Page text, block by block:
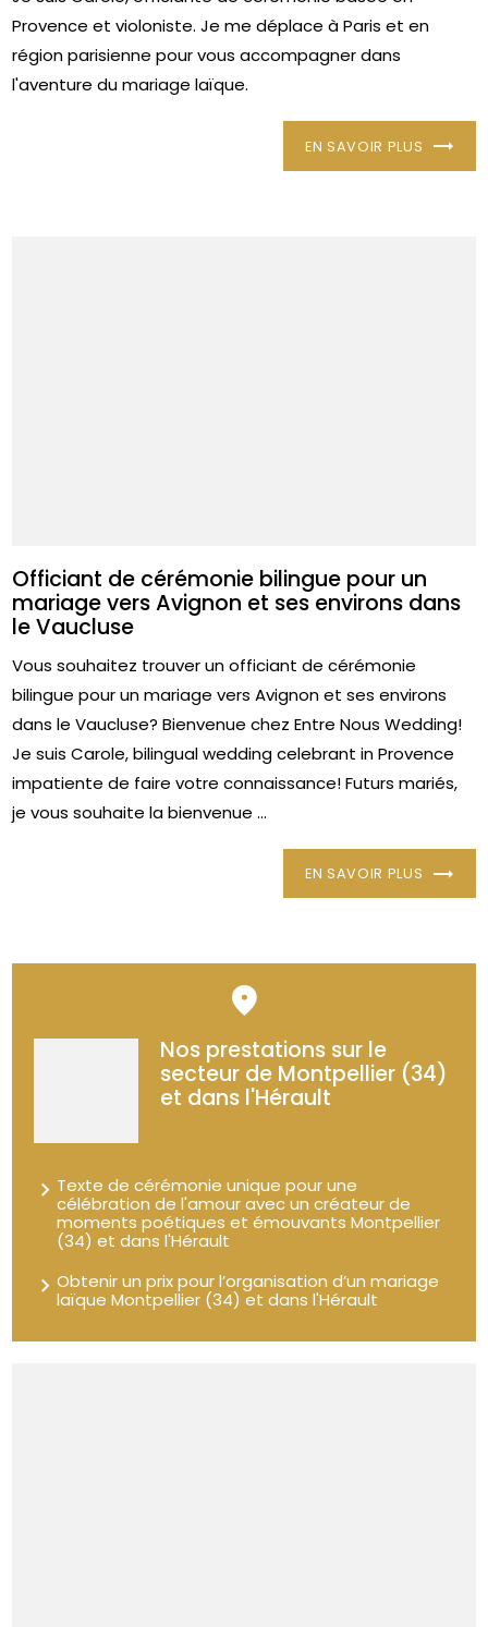
Provence et violoniste. Je me déplace à Paris et en
région parisienne pour vous accompagner dans
l'aventure du mariage laïque.
EN SAVOIR PLUS
Officiant de cérémonie bilingue pour un
mariage vers Avignon et ses environs dans
le Vaucluse
Vous souhaitez trouver un officiant de cérémonie
bilingue pour un mariage vers Avignon et ses environs
dans le Vaucluse? Bienvenue chez Entre Nous Wedding!
Je suis Carole, bilingual wedding celebrant in Provence
impatiente de faire votre connaissance! Futurs mariés,
je vous souhaite la bienvenue ...
EN SAVOIR PLUS
Nos prestations sur le
secteur de Montpellier (34)
et dans l'Hérault
Texte de cérémonie unique pour une
célébration de l'amour avec un créateur de
moments poétiques et émouvants Montpellier
(34) et dans l'Hérault
Obtenir un prix pour l’organisation d’un mariage
laïque Montpellier (34) et dans l'Hérault